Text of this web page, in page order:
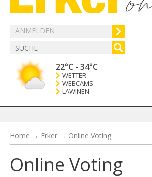
ANMELDEN
22°C - 34°C
WETTER
WEBCAMS
LAWINEN
Home → Erker → Online Voting
Online Voting